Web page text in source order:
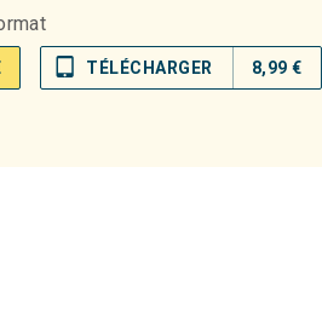
tablet_mac TÉLÉCHARGER 8,99 €